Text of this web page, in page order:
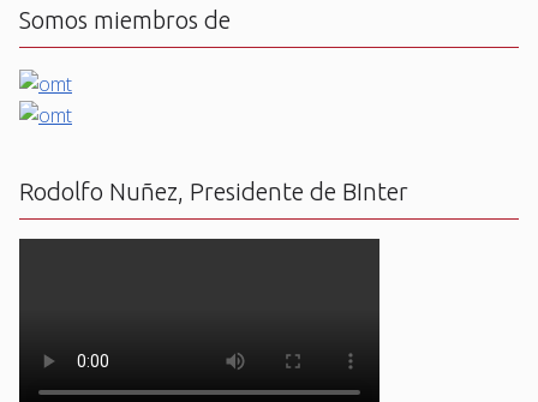
Somos miembros de
Rodolfo Nuñez, Presidente de BInter